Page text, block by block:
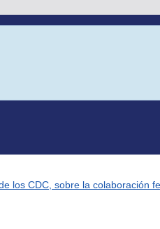
los CDC, sobre la colaboración